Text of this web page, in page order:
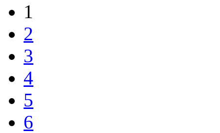
1
2
3
4
5
6